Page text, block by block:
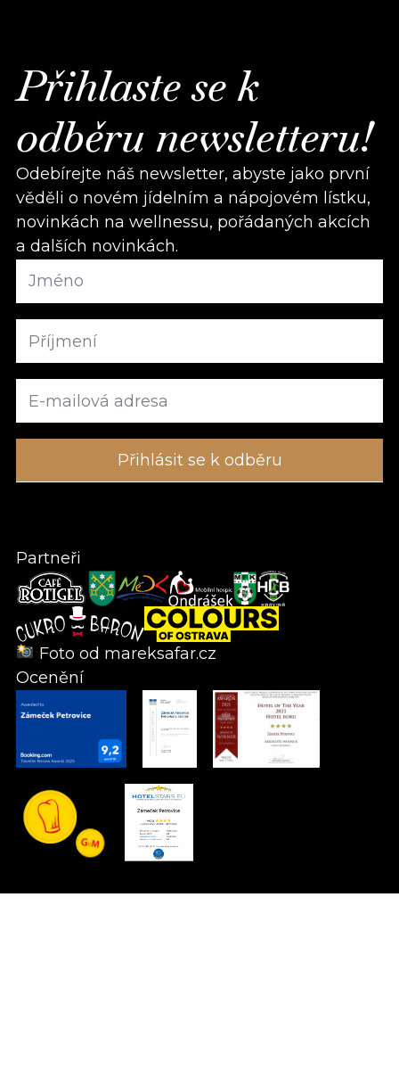
Přihlaste se k
odběru newsletteru!
Odebírejte náš newsletter, abyste jako první
věděli o novém jídelním a nápojovém lístku,
novinkách na wellnessu, pořádaných akcích
a dalších novinkách.
Partneři
Foto od mareksafar.cz
Ocenění